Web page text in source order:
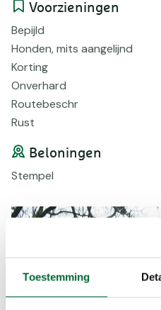
Toestemming
Voorzieningen
Bepijld
Honden, mits aangelijnd
Korting
Onverhard
Routebeschr
Rust
Beloningen
Stempel